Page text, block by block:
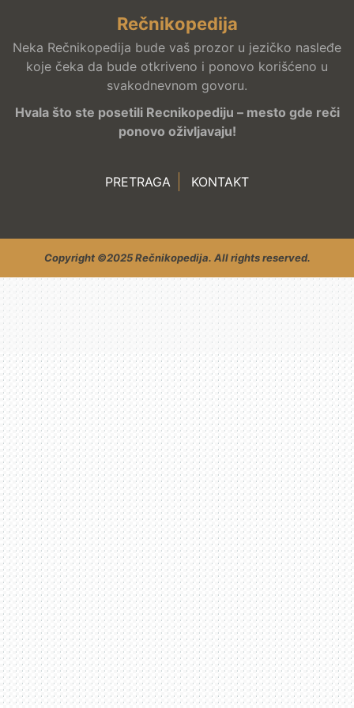
Rečnikopedija
Neka Rečnikopedija bude vaš prozor u jezičko nasleđe
koje čeka da bude otkriveno i ponovo korišćeno u
svakodnevnom govoru.
Hvala što ste posetili Recnikopediju – mesto gde reči
ponovo oživljavaju!
PRETRAGA KONTAKT
Copyright ©2025 Rečnikopedija. All rights reserved.